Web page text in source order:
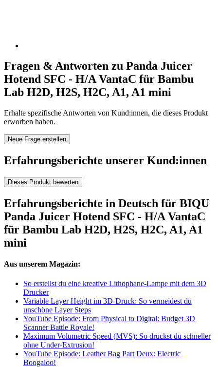
Fragen & Antworten zu Panda Juicer
Hotend SFC - H/A VantaC für Bambu
Lab H2D, H2S, H2C, A1, A1 mini
Erhalte spezifische Antworten von Kund:innen, die dieses Produkt
erworben haben.
Neue Frage erstellen
Erfahrungsberichte unserer Kund:innen
Dieses Produkt bewerten
Erfahrungsberichte in Deutsch für BIQU
Panda Juicer Hotend SFC - H/A VantaC
für Bambu Lab H2D, H2S, H2C, A1, A1
mini
Aus unserem Magazin:
So erstellst du eine kreative Lithophane-Lampe mit dem 3D
Drucker
Variable Layer Height im 3D-Druck: So vermeidest du
unschöne Layer Steps
YouTube Episode: From Physical to Digital: Budget 3D
Scanner Battle Royale!
Maximum Volumetric Speed (MVS): So druckst du schneller
ohne Under-Extrusion!
YouTube Episode: Leather Bag Part Deux: Electric
Boogaloo!